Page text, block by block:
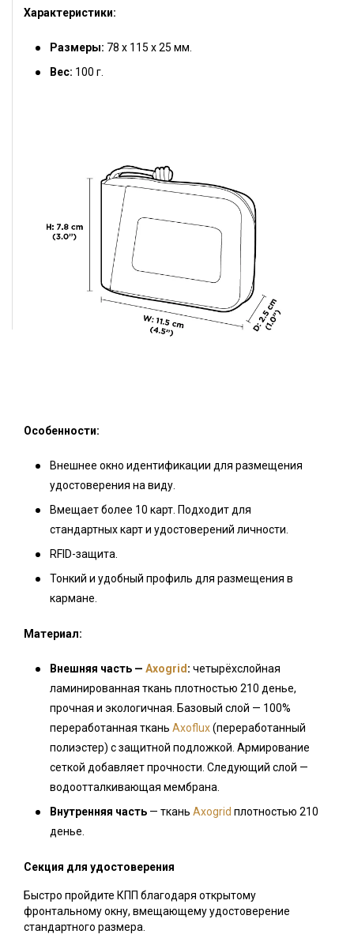
Характеристики:
Размеры: 78 х 115 х 25 мм.
Вес: 100 г.
Особенности:
Внешнее окно идентификации для размещения
удостоверения на виду.
Вмещает более 10 карт. Подходит для
стандартных карт и удостоверений личности.
RFID-защита.
Тонкий и удобный профиль для размещения в
кармане.
Материал:
Внешняя часть — Axogrid : четырёхслойная
ламинированная ткань плотностью 210 денье,
прочная и экологичная. Базовый слой — 100%
переработанная ткань Axoflux(переработанный
полиэстер) с защитной подложкой. Армирование
сеткой добавляет прочности. Следующий слой —
водоотталкивающая мембрана.
Внутренняя часть — ткань Axogrid плотностью 210
денье.
Секция для удостоверения
Быстро пройдите КПП благодаря открытому
фронтальному окну, вмещающему удостоверение
стандартного размера.